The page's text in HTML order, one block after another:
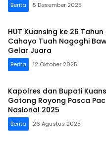
Berita 5 Desember 2025
HUT Kuansing ke 26
Cahayo Tuah Nagoghi
Gelar Juara
Berita 12 Oktober 2025
Kapolres dan Bupati
Gotong Royong Pasca
Nasional 2025
Berita 26 Agustus 2025